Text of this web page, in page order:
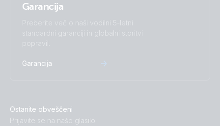
Garancija
Preberite več o naši vodilni 5-letni
standardni garanciji in globalni storitvi
popravil.
Garancija
Ostanite obveščeni
Prijavite se na našo glasilo